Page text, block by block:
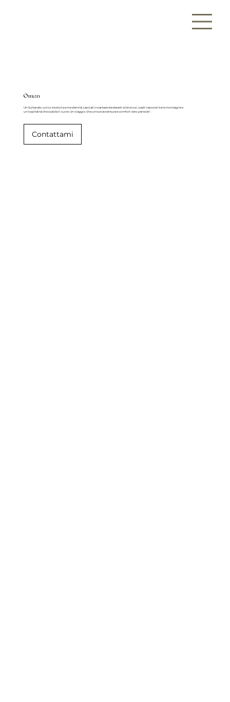
Oman
Un Sultanato unico tra storia e modernità. Lasciati incantare da deserti silenziosi, wadi nascosti tra le montagne e
un'ospitalità che scalda il cuore. Un viaggio che unisce avventura e comfort 'zero pensieri'.
Contattami